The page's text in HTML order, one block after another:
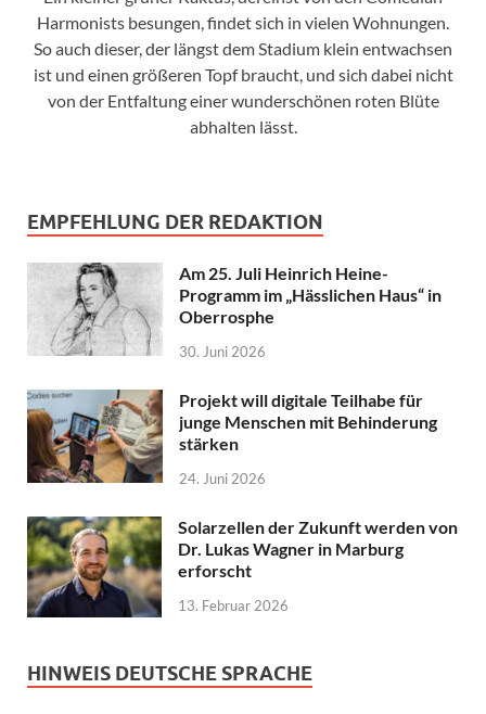
Harmonists besungen, findet sich in vielen Wohnungen.
So auch dieser, der längst dem Stadium klein entwachsen
ist und einen größeren Topf braucht, und sich dabei nicht
von der Entfaltung einer wunderschönen roten Blüte
abhalten lässt.
EMPFEHLUNG DER REDAKTION
Am 25. Juli Heinrich Heine-
Programm im „Hässlichen Haus“ in
Oberrosphe
30. Juni 2026
Projekt will digitale Teilhabe für
junge Menschen mit Behinderung
stärken
24. Juni 2026
Solarzellen der Zukunft werden von
Dr. Lukas Wagner in Marburg
erforscht
13. Februar 2026
HINWEIS DEUTSCHE SPRACHE